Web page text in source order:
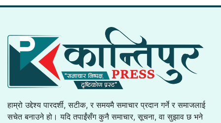
हाम्रो उद्देश्य पारदर्शी, सटीक, र समयमै समाचार प्रदान गर्ने र समाजलाई
सचेत बनाउने हो। यदि तपाईंसँग कुनै समाचार, सूचना, वा सुझाव छ भने